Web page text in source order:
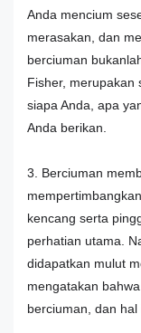
Anda mencium
merasakan, dan
berciuman
Fisher, merupakan
siapa Anda, apa
Anda berikan.
3. Berciuman
kencang serta
perhatian utama.
didapatkan mulut
mengatakan
berciuman, dan hal